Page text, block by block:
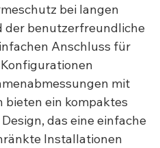
bei langen
der benutzerfreundliche
Anschluss für
mit
ein kompaktes
das eine einfache
Installationen